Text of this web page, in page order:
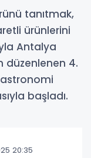
tanıtmak,
ürünlerini
Antalya
düzenlenen 4.
başladı.
20:35